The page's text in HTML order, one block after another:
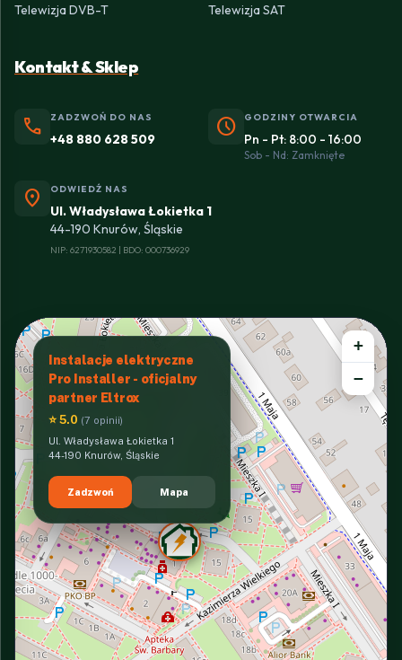
Telewizja DVB-T
Telewizja SAT
Kontakt & Sklep
phone ZADZWOŃ DO NAS
+48 880 628 509 schedule GODZINY OTWARCIA
Pn - Pt: 8:00 - 16:00
Sob - Nd: Zamknięte
location_on ODWIEDŹ NAS
Ul. Władysława Łokietka 1
44-190 Knurów, Śląskie
NIP: 6271930582 | BDO: 000736929
Instalacje elektryczne
Pro Installer - oficjalny
partner Eltrox
⭐ 5.0 (7 opinii)
Ul. Władysława Łokietka 1
44-190 Knurów, Śląskie
Zadzwoń Mapa
+
−